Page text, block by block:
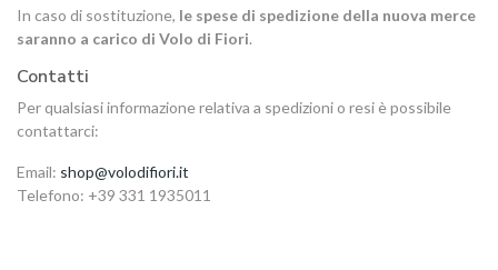
In caso di sostituzione, le spese di spedizione della nuova merce
saranno a carico di Volo di Fiori.
Contatti
Per qualsiasi informazione relativa a spedizioni o resi è possibile
contattarci:
Email: shop@volodifiori.it
Telefono: +39 331 1935011